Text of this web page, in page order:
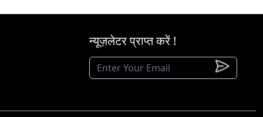
न्यूज़लेटर प्राप्त करें !